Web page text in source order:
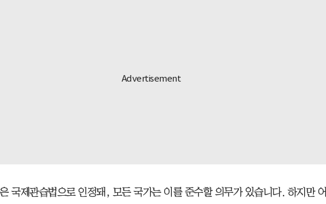
국제관습법으로 인정돼, 모든 국가는 이를 준수할 의무가 있습니다. 하지만 어